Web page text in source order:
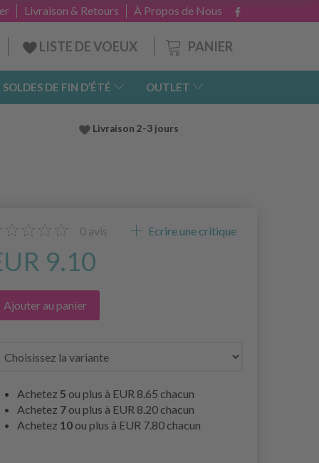
À Propos de Nous
Livraison & Retours
PANIER
LISTE DE VOEUX
SOLDES DE FIN D’ÉTÉ OUTLET
Livraison 2-3 jours
0 avis Ecrire une critique
9.10
Ajouter au panier
Achetez5 ou plus à EUR 8.65 chacun
Achetez 7 ou plus à EUR 8.20 chacun
Achetez 10 ou plus à EUR 7.80 chacun